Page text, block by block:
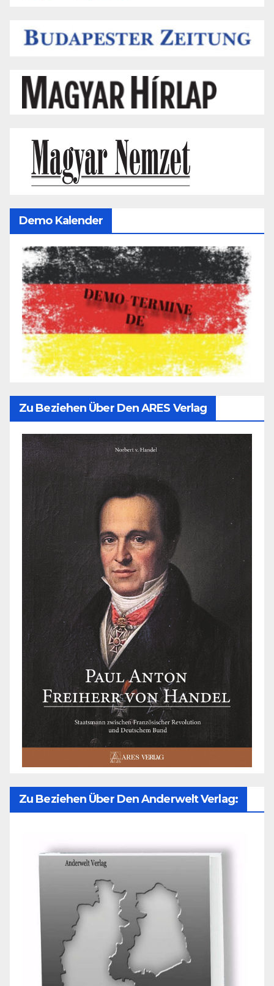
Demo Kalender
Zu Beziehen Über Den ARES Verlag
Zu Beziehen Über Den Anderwelt Verlag: